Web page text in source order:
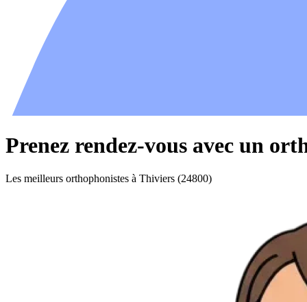
Prenez rendez-vous avec un
Les meilleurs orthophonistes à Thiviers (24800)